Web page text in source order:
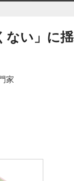
ない」に
家